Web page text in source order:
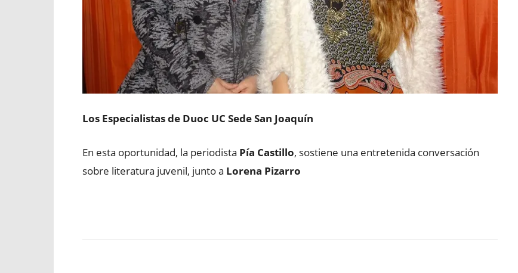
Los Especialistas de Duoc UC Sede San Joaquín
En esta oportunidad, la periodista Pía Castillo, sostiene una entretenida conversación
sobre literatura juvenil, junto a Lorena Pizarro